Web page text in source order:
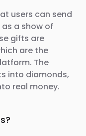
users can send
a show of
gifts are
are the
The
into diamonds,
real money.